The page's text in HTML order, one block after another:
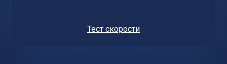
Тест скорости